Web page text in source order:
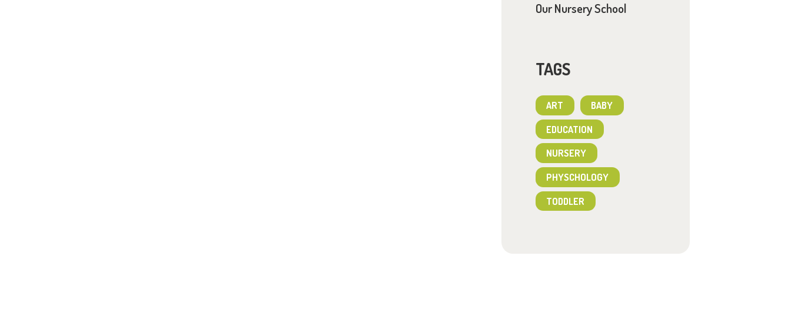
Our Nursery School
TAGS
ART BABY
EDUCATION
NURSERY
PHYSCHOLOGY
TODDLER